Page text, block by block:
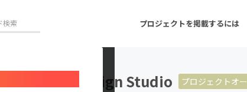
プロジェクトを掲載するには
KM Design Studio
プロジェクトオ